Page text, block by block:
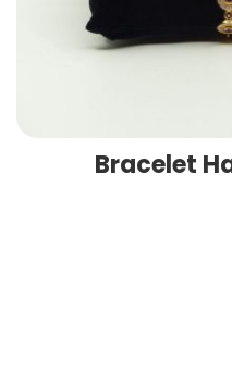
Bracelet